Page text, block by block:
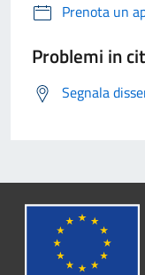
Prenota un
Problemi in
Segnala